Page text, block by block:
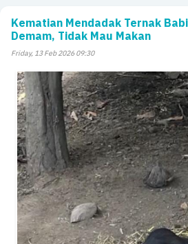
Kematian Mendadak Ternak
Demam, Tidak Mau Makan
Friday, 13 Feb 2026 09:30